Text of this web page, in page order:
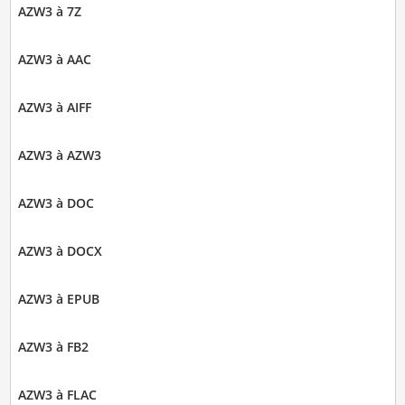
AZW3 à 7Z
AZW3 à AAC
AZW3 à AIFF
AZW3 à AZW3
AZW3 à DOC
AZW3 à DOCX
AZW3 à EPUB
AZW3 à FB2
AZW3 à FLAC